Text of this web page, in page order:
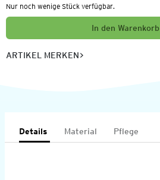
Nur noch wenige Stück verfügbar.
In den Warenkorb
ARTIKEL MERKEN
Details Material Pflege